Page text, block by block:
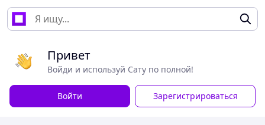
Привет
Войди и используй Сату по полной!
Войти Зарегистрироваться